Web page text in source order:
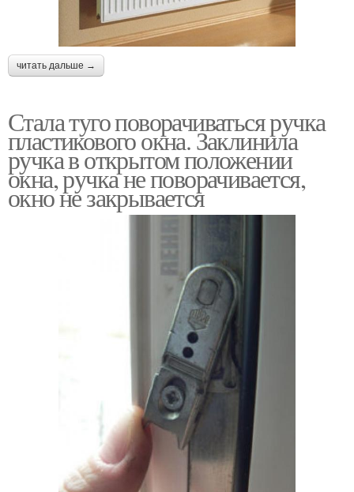
читать дальше →
Стала туго поворачиваться ручка
пластикового окна. Заклинила
ручка в открытом положении
окна, ручка не поворачивается,
окно не закрывается